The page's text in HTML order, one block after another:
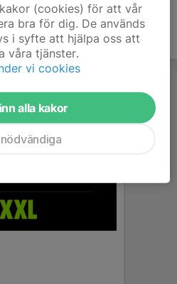
(cookies) för att vår
bra för dig. De används
i syfte att hjälpa oss att
våra tjänster.
vi cookies
alla kakor